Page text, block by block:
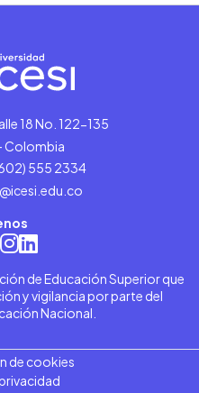
18 No. 122-135
Colombia
555 2334
de Educación Superior que
y vigilancia por parte del
Nacional.
de cookies